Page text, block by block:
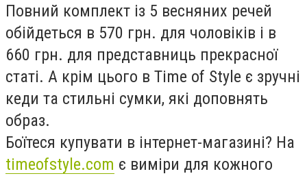
Повний комплект із 5 весняних речей
обійдеться в 570 грн. для чоловіків і в
660 грн. для представниць прекрасної
статі. А крім цього в Time of Style є зручні
кеди та стильні сумки, які доповнять
образ.
Боїтеся купувати в інтернет-магазині? На
timeofstyle.com є виміри для кожного